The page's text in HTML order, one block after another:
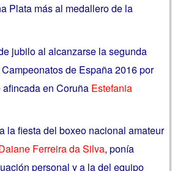
Plata más al medallero de la
jubilo al alcanzarse la segunda
de España 2016 por
en Coruña Estefania
la fiesta del boxeo nacional amateur
Ferreira da Silva, ponía
personal y a la del equipo